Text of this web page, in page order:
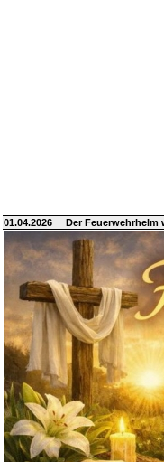
01.04.2026 Der